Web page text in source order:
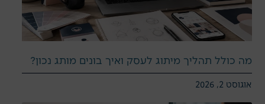
מה כולל תהליך מיתוג לעסק ואיך בונים מותג נכון?
אוגוסט 2, 2026